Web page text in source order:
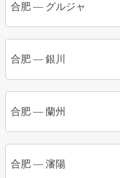
合肥— グルジャ
合肥— 銀川
合肥— 蘭州
合肥— 瀋陽